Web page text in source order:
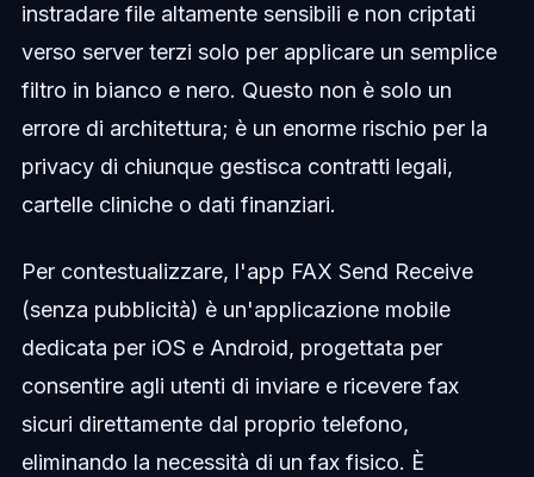
instradare file altamente sensibili e non criptati
verso server terzi solo per applicare un semplice
filtro in bianco e nero. Questo non è solo un
errore di architettura; è un enorme rischio per la
privacy di chiunque gestisca contratti legali,
cartelle cliniche o dati finanziari.
Per contestualizzare, l'app FAX Send Receive
(senza pubblicità) è un'applicazione mobile
dedicata per iOS e Android, progettata per
consentire agli utenti di inviare e ricevere fax
sicuri direttamente dal proprio telefono,
eliminando la necessità di un fax fisico. È